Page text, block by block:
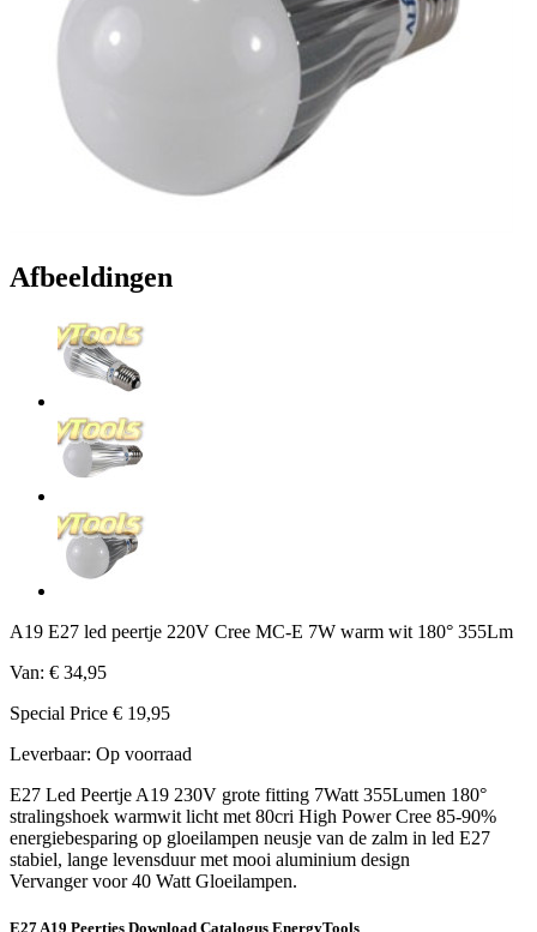
Afbeeldingen
A19 E27 led peertje 220V Cree MC-E 7W warm wit 180° 355Lm
Van: € 34,95
Special Price € 19,95
Leverbaar: Op voorraad
E27 Led Peertje A19 230V grote fitting 7Watt 355Lumen 180°
stralingshoek warmwit licht met 80cri High Power Cree 85-90%
energiebesparing op gloeilampen neusje van de zalm in led E27
stabiel, lange levensduur met mooi aluminium design
Vervanger voor 40 Watt Gloeilampen.
E27 A19 Peertjes Download Catalogus EnergyTools